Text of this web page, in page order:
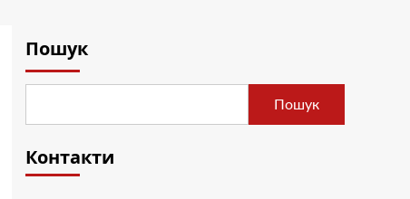
Пошук
Пошук
Контакти